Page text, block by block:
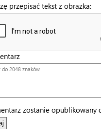
przepisać tekst z obrazka:
zostanie